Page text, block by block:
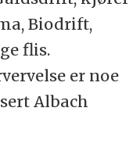
Biodrift,
flis.
er noe
Albach